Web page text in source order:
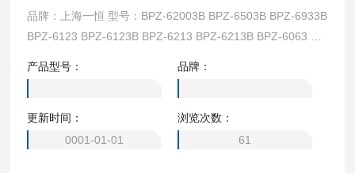
品牌：上海一恒 型号：BPZ-62003B BPZ-6503B BPZ-6933B
BPZ-6123 BPZ-6123B BPZ-6213 BPZ-6213B BPZ-6063 BP
BPZ-6120-2 BPZ-6120-2B BPZ-6210-2 BPZ-6210-2B BPZ-
6140-3 BPZ-6140-3B BPZ-6933LC BPZ-6503LC BPZ-6213
LC BPZ-6213LCB BPZ-6123LC BPZ-6123LCB BPZ-6093L
产品型号： 品牌：
更新时间：
0001-01-01
浏览次数：
61